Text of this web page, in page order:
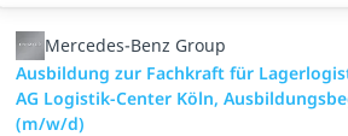
Mercedes-Benz Group
Ausbildung zur Fachkraft für
AG Logistik-Center Köln,
(m/w/d)